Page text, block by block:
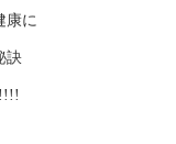
康に
訣